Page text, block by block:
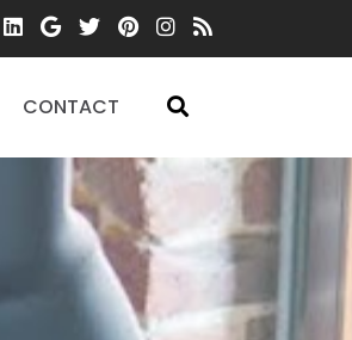
CONTACT